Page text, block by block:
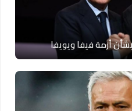
أزمة فيفا ويويفا